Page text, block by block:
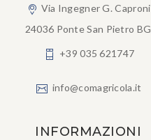
Via Ingegner G. Caproni
24036 Ponte San Pietro BG
+39 035 621747
info@comagricola.it
INFORMAZIONI